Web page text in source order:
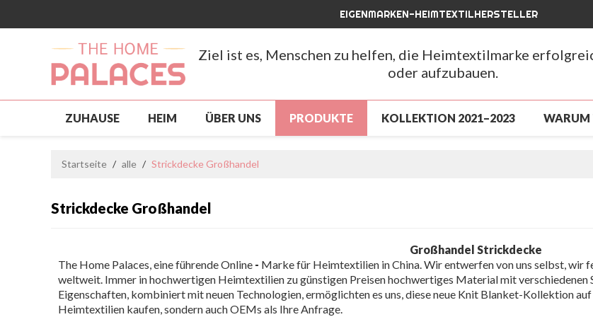
EIGENMARKEN-HEIMTEXTILHERSTELLER
Ziel ist es, Menschen zu helfen, die Heimtextilmarke
oder aufzubauen.
ZUHAUSE HEIM ÜBER UNS PRODUKTE KOLLEKTION 2021–2023 WARUM
Startseite / alle / Strickdecke Großhandel
Strickdecke Großhandel
Großhandel Strickdecke
The Home Palaces, eine führende Online - Marke für Heimtextilien in China. Wir entwerfen von uns selbst, wir
weltweit. Immer in hochwertigen Heimtextilien zu günstigen Preisen hochwertiges Material mit
Eigenschaften, kombiniert mit neuen Technologien, ermöglichten es uns, diese neue Knit Blanket-Kollektion
Heimtextilien kaufen, sondern auch OEMs als Ihre Anfrage.